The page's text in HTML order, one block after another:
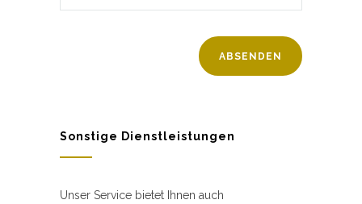
Sonstige Dienstleistungen
Unser Service bietet Ihnen auch